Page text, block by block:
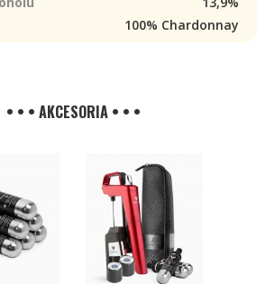
100% Chardonnay
• • • AKCESORIA • • •